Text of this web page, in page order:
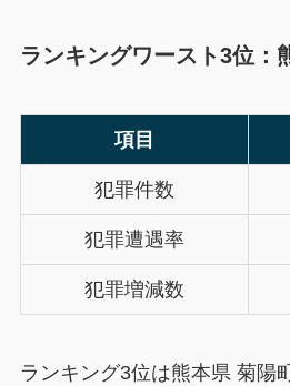
ランキングワースト3位：
項目
犯罪件数
犯罪遭遇率
犯罪増減数
ランキング3位は熊本県 菊陽